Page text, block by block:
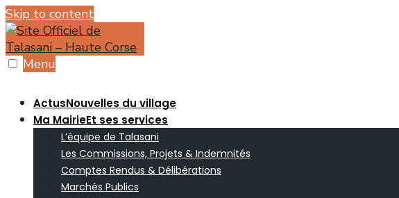
Skip to content
Menu
ActusNouvelles du village
Ma MairieEt ses services
L’équipe de Talasani
Les Commissions, Projets & Indemnités
Comptes Rendus & Délibérations
Marchés Publics